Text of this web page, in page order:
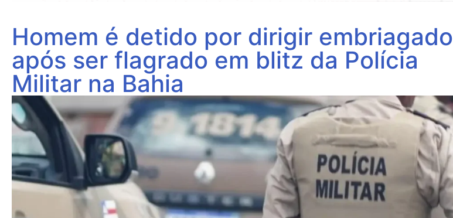
Homem é detido por dirigir embriagado
após ser flagrado em blitz da Polícia
Militar na Bahia